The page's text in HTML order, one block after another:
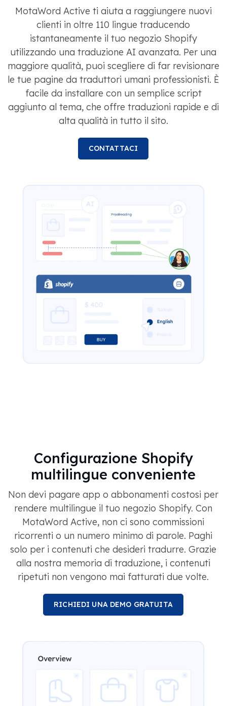
MotaWord Active ti aiuta a raggiungere nuovi
clienti in oltre 110 lingue traducendo
istantaneamente il tuo negozio Shopify
utilizzando una traduzione AI avanzata. Per una
maggiore qualità, puoi scegliere di far revisionare
le tue pagine da traduttori umani professionisti. È
facile da installare con un semplice script
aggiunto al tema, che offre traduzioni rapide e di
alta qualità in tutto il sito.
CONTATTACI
Configurazione Shopify
multilingue conveniente
Non devi pagare app o abbonamenti costosi per
rendere multilingue il tuo negozio Shopify. Con
MotaWord Active, non ci sono commissioni
ricorrenti o un numero minimo di parole. Paghi
solo per i contenuti che desideri tradurre. Grazie
alla nostra memoria di traduzione, i contenuti
ripetuti non vengono mai fatturati due volte.
RICHIEDI UNA DEMO GRATUITA